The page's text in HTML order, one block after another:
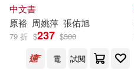
中文書
原裕 周姚萍 張佑旭
79 折 $237 $300
電
試閱